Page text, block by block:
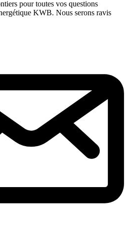
pour toutes vos questions
KWB. Nous serons ravis